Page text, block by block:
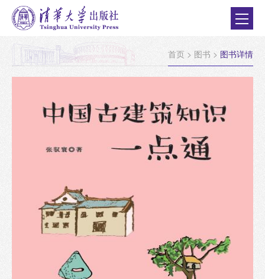
首页 > 图书 > 图书详情